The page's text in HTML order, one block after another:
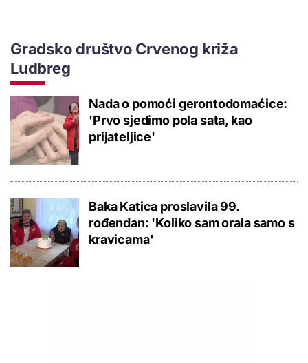
Gradsko društvo Crvenog križa
Ludbreg
Nada o pomoći gerontodomaćice:
'Prvo sjedimo pola sata, kao
prijateljice'
Baka Katica proslavila 99.
rođendan: 'Koliko sam orala samo s
kravicama'